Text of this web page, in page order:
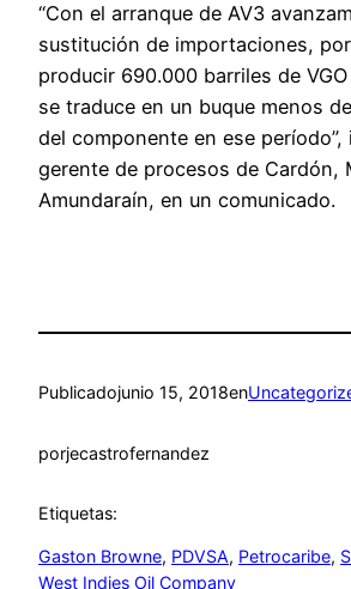
“Con el arranque de AV3
sustitución de importaciones,
producir 690.000 barriles de
se traduce en un buque menos
del componente en ese período”,
gerente de procesos de Cardón,
Amundaraín, en un comunicado.
Publicadojunio 15, 2018en
porjecastrofernandez
Etiquetas:
Gaston Browne, PDVSA, Petrocaribe,
West Indies Oil Company